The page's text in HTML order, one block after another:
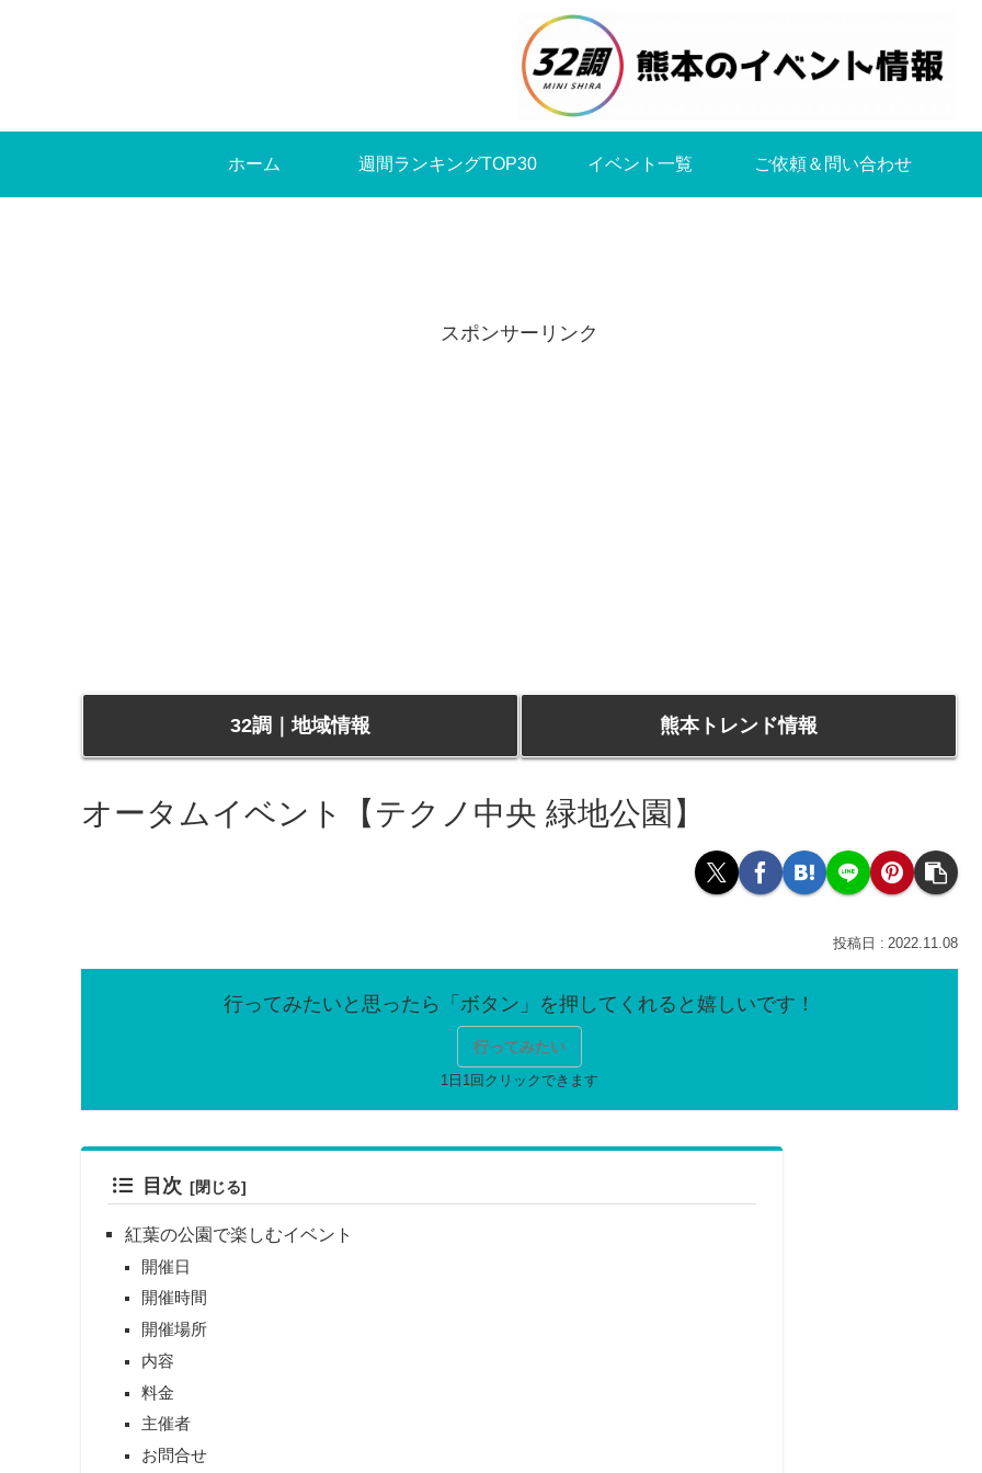
ホーム 週間ランキングTOP30 イベント一覧 ご依頼＆問い合わせ
スポンサーリンク
32調｜地域情報 熊本トレンド情報
オータムイベント【テクノ中央 緑地公園】
2022.11.08
行ってみたい
目次
紅葉の公園で楽しむイベント
開催日
開催時間
開催場所
内容
料金
主催者
お問合せ